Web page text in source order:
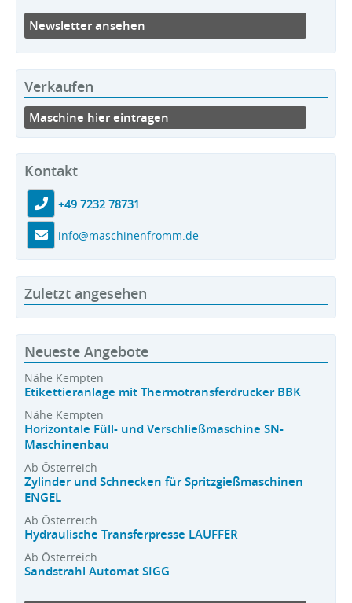
Newsletter ansehen
Verkaufen
Maschine hier eintragen
Kontakt
+49 7232 78731
info@maschinenfromm.de
Zuletzt angesehen
Neueste Angebote
Nähe Kempten
Etikettieranlage mit Thermotransferdrucker BBK
Nähe Kempten
Horizontale Füll- und Verschließmaschine SN-
Maschinenbau
Ab Österreich
Zylinder und Schnecken für Spritzgießmaschinen
ENGEL
Ab Österreich
Hydraulische Transferpresse LAUFFER
Ab Österreich
Sandstrahl Automat SIGG